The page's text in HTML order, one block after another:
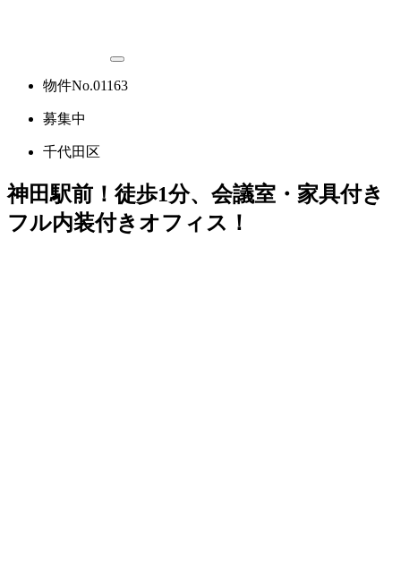
物件No.01163
募集中
千代田区
神田駅前！徒歩1分、会議室・家具付き
フル内装付きオフィス！